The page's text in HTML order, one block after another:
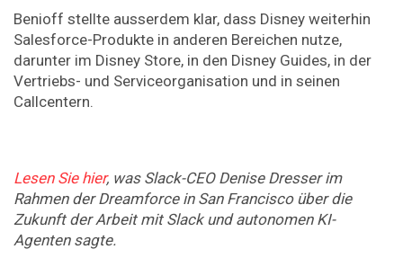
Benioff stellte ausserdem klar, dass Disney weiterhin
Salesforce-Produkte in anderen Bereichen nutze,
darunter im Disney Store, in den Disney Guides, in der
Vertriebs- und Serviceorganisation und in seinen
Callcentern.
Lesen Sie hier, was Slack-CEO Denise Dresser im
Rahmen der Dreamforce in San Francisco über die
Zukunft der Arbeit mit Slack und autonomen KI-
Agenten sagte.